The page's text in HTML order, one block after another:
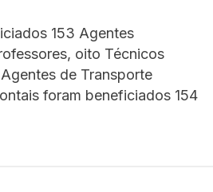
153 Agentes
oito Técnicos
de Transporte
foram beneficiados 154